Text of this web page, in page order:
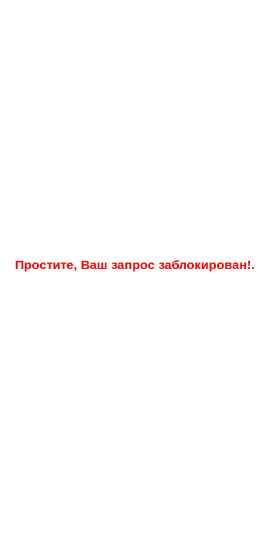
Простите, Ваш запрос заблокирован!.